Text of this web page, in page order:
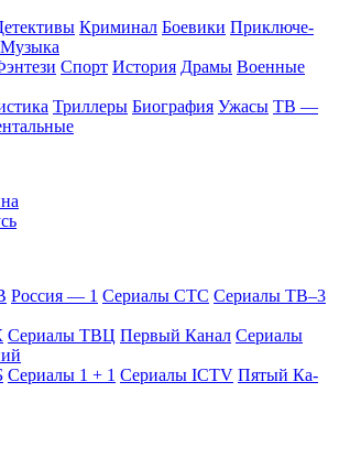
Кри­ми­нал Бое­ви­ки При­клю­че­
Му­зы­ка
Спорт Ис­то­рия Дра­мы Во­ен­ные
Трил­ле­ры Био­гра­фия Ужа­сы ТВ —
Рос­сия — 1 Се­риа­лы СТС Се­риа­лы ТВ–3
Се­риа­лы ТВЦ Пер­вый Ка­нал Се­риа­лы
Се­риа­лы 1 + 1 Се­риа­лы ICTV Пя­тый Ка­